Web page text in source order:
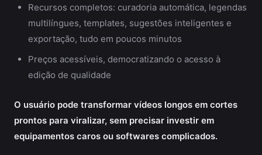
Recursos completos: curadoria automática, legendas
multilíngues, templates, sugestões inteligentes e
exportação, tudo em poucos minutos
Preços acessíveis, democratizando o acesso à
edição de qualidade
O usuário pode transformar vídeos longos em cortes
prontos para viralizar, sem precisar investir em
equipamentos caros ou softwares complicados.